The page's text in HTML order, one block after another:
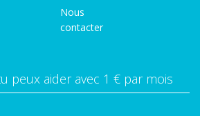
Nous
contacter
peux aider avec 1 € par mois